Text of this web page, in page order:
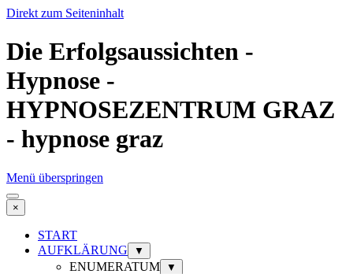
Direkt zum Seiteninhalt
Die Erfolgsaussichten -
Hypnose -
HYPNOSEZENTRUM GRAZ
- hypnose graz
Menü überspringen
×
START
AUFKLÄRUNG
▼
ENUMERATUM ▼